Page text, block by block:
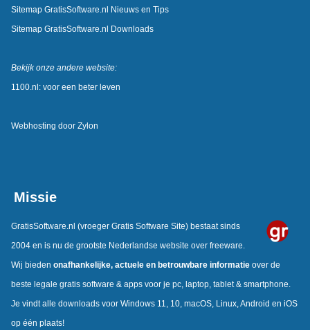
Sitemap GratisSoftware.nl Nieuws en Tips
Sitemap GratisSoftware.nl Downloads
Bekijk onze andere website:
1100.nl: voor een beter leven
Webhosting door Zylon
Missie
GratisSoftware.nl (vroeger Gratis Software Site) bestaat sinds
2004 en is nu de grootste Nederlandse website over freeware.
Wij bieden onafhankelijke, actuele en betrouwbare informatieover de
beste legale gratis software & apps voor je pc, laptop, tablet & smartphone.
Je vindt alle downloads voor Windows 11, 10, macOS, Linux, Android en iOS
op één plaats!